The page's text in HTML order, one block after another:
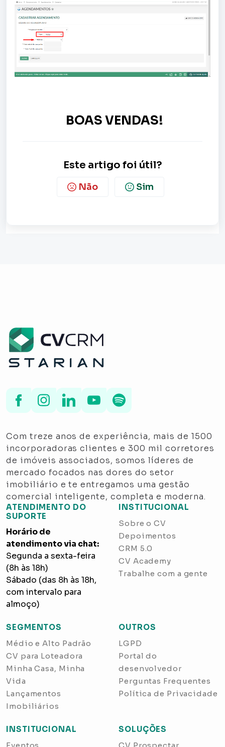
BOAS VENDAS!
Este artigo foi útil?
Não Sim
Com treze anos de experiência, mais de 1500
incorporadoras clientes e 300 mil corretores
de imóveis associados, somos líderes de
mercado focados nas dores do setor
imobiliário e te entregamos uma gestão
comercial inteligente, completa e moderna.
INSTITUCIONAL
Sobre o CV
Depoimentos
CRM 5.0
CV Academy
Trabalhe com a gente
SEGMENTOS
Médio e Alto Padrão
CV para Loteadora
Minha Casa, Minha
Vida
Lançamentos
Imobiliários
OUTROS
LGPD
Portal do
desenvolvedor
Perguntas Frequentes
Política de Privacidade
INSTITUCIONAL
SOLUÇÕES
ATENDIMENTO DO
SUPORTE
Horário de
atendimento via chat:
Segunda a sexta-feira
(8h às 18h)
Sábado (das 8h às 18h,
com intervalo para
almoço)